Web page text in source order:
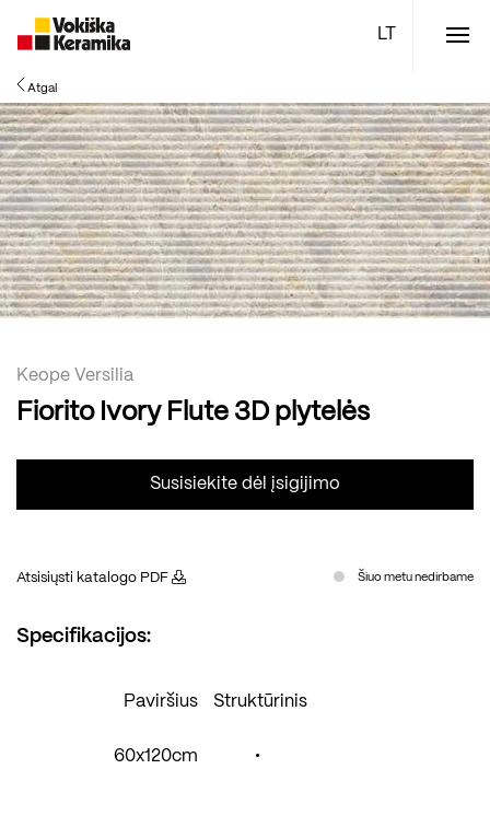
Atgal
Keope Versilia
Fiorito Ivory Flute 3D plytelės
Susisiekite dėl įsigijimo
Atsisiųsti katalogo PDF Šiuo metu nedirbame
Specifikacijos:
Paviršius Struktūrinis
60x120cm •
Meniu
Plytelės
Vonios kambario įranga
Boen parketlentės
Specialūs pasiūlymai TOP